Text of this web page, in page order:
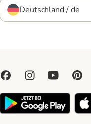
Deutschland / de